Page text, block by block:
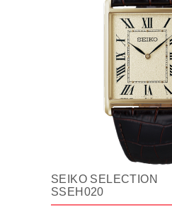
SEIKO
SSEH020